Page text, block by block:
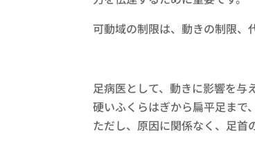
可動域の制限は、動きの制限、
足病医として、動きに影響を与
硬いふくらはぎから扁平足まで
ただし、原因に関係なく、足首